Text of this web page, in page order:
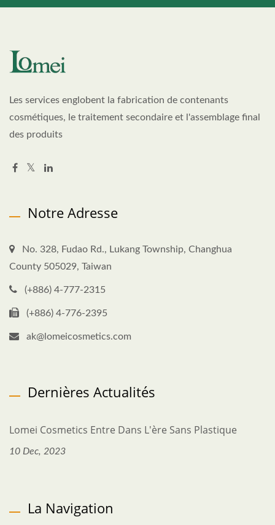
Les services englobent la fabrication de contenants
cosmétiques, le traitement secondaire et l'assemblage final
des produits
Notre Adresse
No. 328, Fudao Rd., Lukang Township, Changhua
County 505029, Taiwan
(+886) 4-777-2315
(+886) 4-776-2395
ak@lomeicosmetics.com
Dernières Actualités
Lomei Cosmetics Entre Dans L'ère Sans Plastique
10 Dec, 2023
La Navigation